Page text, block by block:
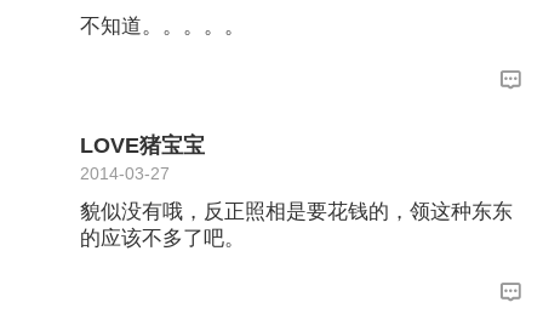
不知道。。。。。
LOVE猪宝宝
2014-03-27
貌似没有哦，反正照相是要花钱的，领这种东东
的应该不多了吧。